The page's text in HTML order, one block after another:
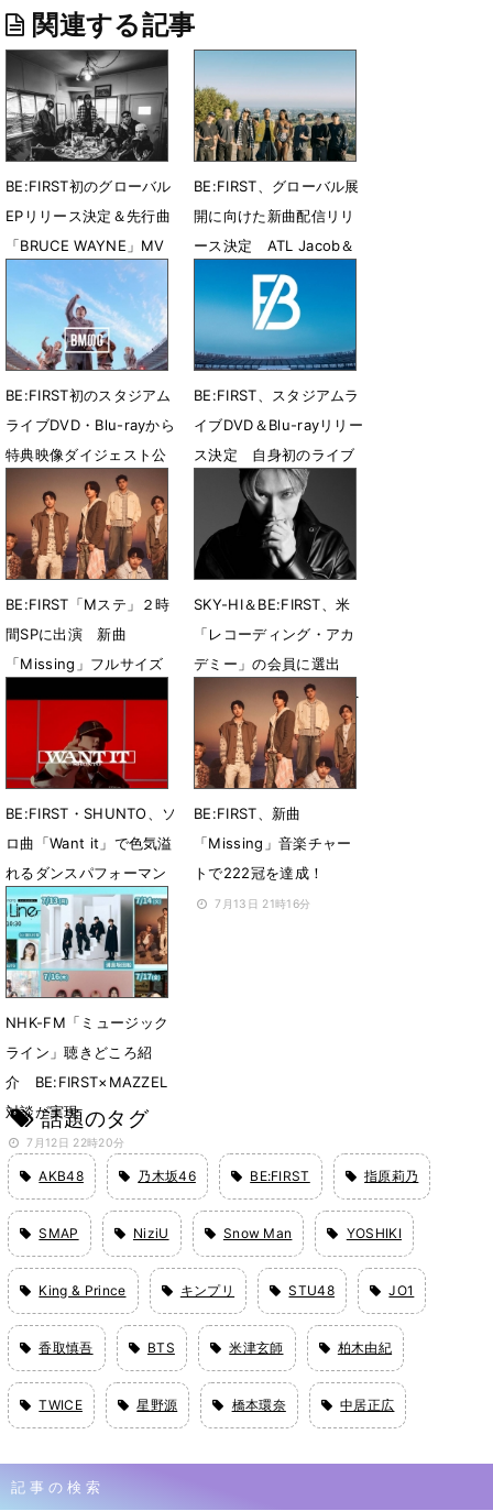
関連する記事
BE:FIRST初のグローバル
EPリリース決定＆先行曲
「BRUCE WAYNE」MV
7月31日 23時27分
BE:FIRST、グローバル展
開に向けた新曲配信リリ
ース決定 ATL Jacob＆
Flo Milliとコラボ
7月28日 08時00分
BE:FIRST初のスタジアム
ライブDVD・Blu-rayから
特典映像ダイジェスト公
7月26日 12時42分
BE:FIRST、スタジアムラ
イブDVD＆Blu-rayリリー
ス決定 自身初のライブ
音源CDも収録
7月21日 13時56分
BE:FIRST「Mステ」２時
間SPに出演 新曲
「Missing」フルサイズ
7月18日 11時08分
SKY-HI＆BE:FIRST、米
「レコーディング・アカ
デミー」の会員に選出
「第69回グラミー賞」へ
の投票および出席資格を
獲得
7月16日 10時04分
BE:FIRST・SHUNTO、ソ
ロ曲「Want it」で色気溢
れるダンスパフォーマン
スを披露
7月14日 21時08分
BE:FIRST、新曲
「Missing」音楽チャー
トで222冠を達成！
7月13日 21時16分
NHK-FM「ミュージック
ライン」聴きどころ紹
介 BE:FIRST×MAZZEL
対談が実現
7月12日 22時20分
話題のタグ
AKB48 乃木坂46 BE:FIRST 指原莉乃
SMAP NiziU Snow Man YOSHIKI
King & Prince キンプリ STU48 JO1
香取慎吾 BTS 米津玄師 柏木由紀
TWICE 星野源 橋本環奈 中居正広
記事の検索